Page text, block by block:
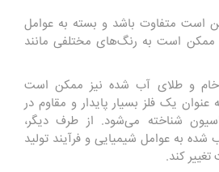
است متفاوت باشد و بسته به عوامل
ممکن است به رنگ‌های مختلفی مانند
و طلای آب شده نیز ممکن است
یک فلز بسیار پایدار و مقاوم در
شناخته می‌شود. از طرف دیگر،
به عوامل شیمیایی و فرآیند تولید
کند.